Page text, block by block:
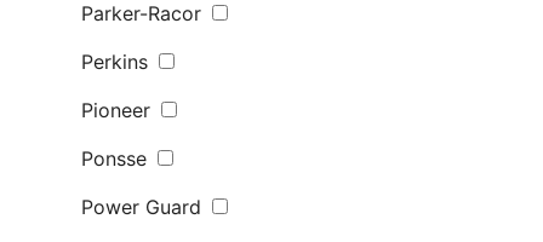
Parker-Racor
Perkins
Pioneer
Ponsse
Power Guard